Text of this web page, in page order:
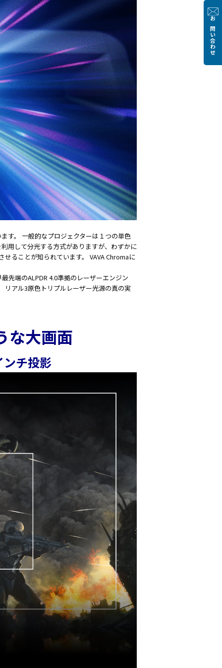
お問い合わせ
す。 一般的なプロジェクターは１つの単色
用して分光する方式がありますが、わずかに
ることが知られています。 VAVA Chromaに
先端のALPDR 4.0準拠のレーザーエンジン
リアル3原色トリプルレーザー光源の真の実
な大画面
チ投影